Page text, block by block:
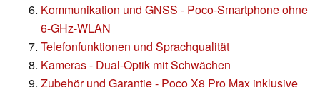
Kommunikation und GNSS - Poco-Smartphone ohne
6-GHz-WLAN
Telefonfunktionen und Sprachqualität
Kameras - Dual-Optik mit Schwächen
Zubehör und Garantie - Poco X8 Pro Max inklusive